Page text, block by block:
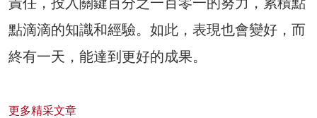
點滴滴的知識和經驗。如此，表現也會變好，而
終有一天，能達到更好的成果。
更多精采文章